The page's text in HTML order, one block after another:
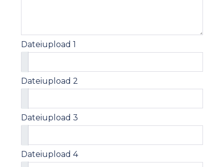
Dateiupload 1
Dateiupload 2
Dateiupload 3
Dateiupload 4